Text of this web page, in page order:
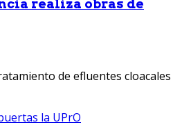
realiza obras de
de efluentes cloacales